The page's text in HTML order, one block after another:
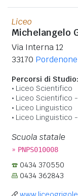
Liceo
Michelangelo
Via Interna 12
33170 Pordenone
Percorsi di Studio:
Liceo Scientifico
Liceo Scientifico
Liceo Linguistico
Liceo Linguistico
Scuola statale
» PNPS010008
0434 370550
0434 362843